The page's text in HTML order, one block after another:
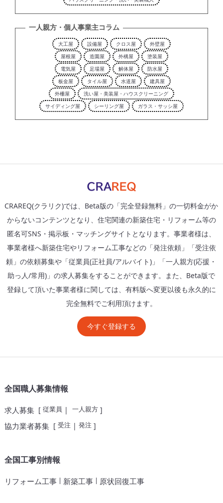
一人親方・個人事業主コラム
大工屋 設備屋 クロス屋
外壁屋
屋根屋
造園屋 外構屋
塗装屋
電気屋
足場屋 解体屋
防水屋
板金屋
タイル屋 水道屋
建具屋
外柵屋
洗い屋・美装屋・ハウスクリーニング
サイディング屋
シーリング屋 ガラス・サッシ屋
CRAREQ(クラリク)では、Beta版の「完全登録無料」の一切料金がか
からないコンテンツとなり、住宅関連の新築住宅・リフォーム等の
匿名可SNS・掲示板・マッチングサイトとなります。事業者様は、
事業者様へ新築住宅やリフォーム工事などの「発注依頼」「受注依
頼」の依頼募集や「従業員(正社員/アルバイト)」「一人親方(応援・
助っ人/常用)」の求人募集をすることができます。また、Beta版で
登録して頂いた事業者様に関しては、有料版へ変更以後も永久的に
完全無料でご利用頂けます。
今すぐ登録する
全国職人募集情報
求人募集[ 従業員| 一人親方]
協力業者募集[ 受注| 発注]
全国工事別情報
リフォーム工事| 新築工事| 原状回復工事